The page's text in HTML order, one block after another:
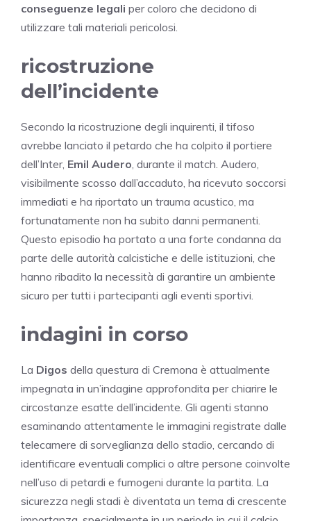
conseguenze legali per coloro che decidono di
utilizzare tali materiali pericolosi.
ricostruzione
dell’incidente
Secondo la ricostruzione degli inquirenti, il tifoso
avrebbe lanciato il petardo che ha colpito il portiere
dell’Inter, Emil Audero , durante il match. Audero,
visibilmente scosso dall’accaduto, ha ricevuto soccorsi
immediati e ha riportato un trauma acustico, ma
fortunatamente non ha subito danni permanenti.
Questo episodio ha portato a una forte condanna da
parte delle autorità calcistiche e delle istituzioni, che
hanno ribadito la necessità di garantire un ambiente
sicuro per tutti i partecipanti agli eventi sportivi.
indagini in corso
La Digos della questura di Cremona è attualmente
impegnata in un’indagine approfondita per chiarire le
circostanze esatte dell’incidente. Gli agenti stanno
esaminando attentamente le immagini registrate dalle
telecamere di sorveglianza dello stadio, cercando di
identificare eventuali complici o altre persone coinvolte
nell’uso di petardi e fumogeni durante la partita. La
sicurezza negli stadi è diventata un tema di crescente